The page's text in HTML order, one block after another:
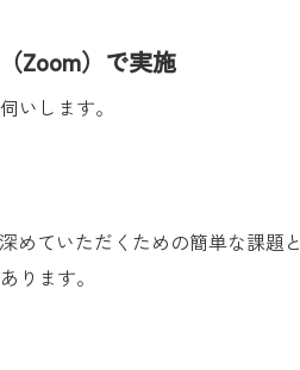
Zoom）で実施
いします。
ていただくための簡単な課題
ります。